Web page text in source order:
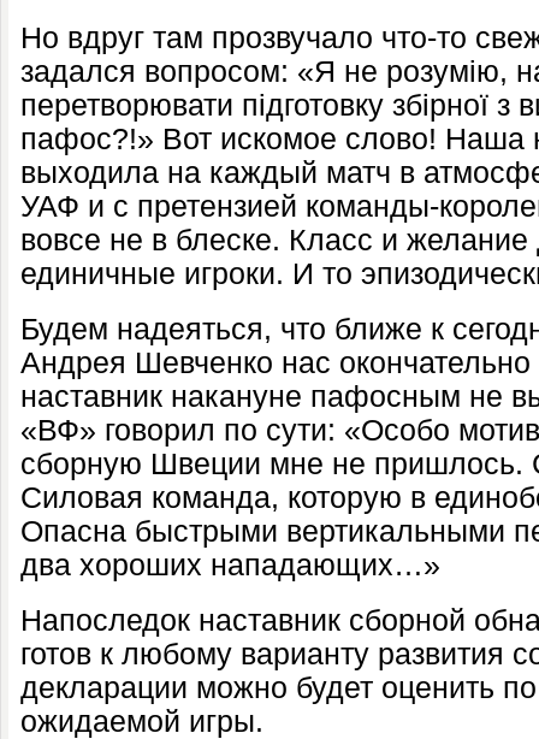
Но вдруг там прозвучало что-то
задался вопросом: «Я не розумію,
перетворювати підготовку збірної з
пафос?!» Вот искомое слово! Наша
выходила на каждый матч в
УАФ и с претензией команды-
вовсе не в блеске. Класс и
единичные игроки. И то
Будем надеяться, что ближе к
Андрея Шевченко нас
наставник накануне пафосным не
«ВФ» говорил по сути: «Особо
сборную Швеции мне не пришлось.
Силовая команда, которую в
Опасна быстрыми вертикальными
два хороших нападающих…»
Напоследок наставник сборной
готов к любому варианту развития
декларации можно будет оценить
ожидаемой игры.